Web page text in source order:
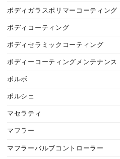
ボディガラスポリマーコーティング
ボディコーティング
ボディセラミックコーティング
ボディーコーティングメンテナンス
ボルボ
ポルシェ
マセラティ
マフラー
マフラーバルブコントローラー